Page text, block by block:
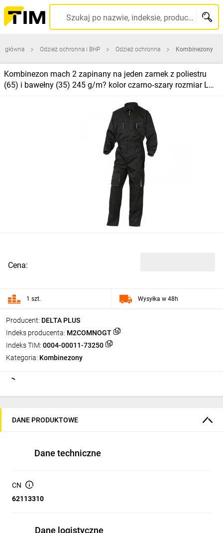
Szukaj po nazwie, indeksie, producencie, kodzie kreskowym...
główna Odzież ochronna i BHP Odzież ochronna Kombinezony
Kombinezon mach 2 zapinany na jeden zamek z poliestru
(65) i bawełny (35) 245 g/m? kolor czarno‑szary rozmiar L
Producent: DELTA PLUS
Indeks producenta: M2COMNOGT
Indeks TIM: 0004-00011-73250
Kategoria: Kombinezony
Cena:
1 szt. Wysyłka w 48h
DANE PRODUKTOWE
Dane techniczne
CN
62113310
Dane logistyczne